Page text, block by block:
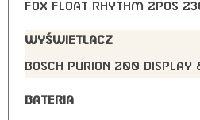
FOX Float Rhythm 2Pos
WYŚWIETLACZ
Bosch PURION 200 Display
BATERIA